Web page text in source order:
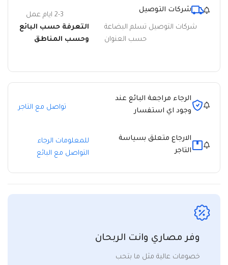
شركات التوصيل
شركات التوصيل تسلم البضاعة
حسب العنوان
2-3 ايام عمل
التعرفة حسب البائع
وحسب المناطق
الرجاء مراجعة البائع عند
وجود اي استفسار
تواصل مع التاجر
الارجاع متعلق بسياسة
التاجر
للمعلومات الرجاء
التواصل مع البائع
وفر مصاري وانت الربحان
خصومات عالية مثل ما بتحب